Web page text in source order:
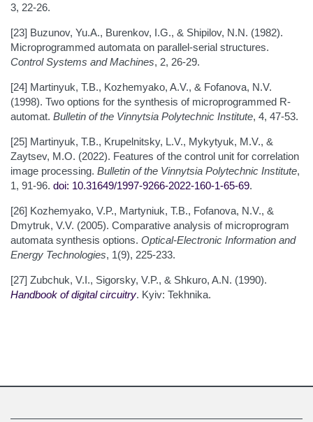
3, 22-26.
[23] Buzunov, Yu.A., Burenkov, I.G., & Shipilov, N.N. (1982).
Microprogrammed automata on parallel-serial structures.
Control Systems and Machines, 2, 26-29.
[24] Martinyuk, T.B., Kozhemyako, A.V., & Fofanova, N.V.
(1998). Two options for the synthesis of microprogrammed R-
automat. Bulletin of the Vinnytsia Polytechnic Institute, 4, 47-53.
[25] Martinyuk, T.B., Krupelnitsky, L.V., Mykytyuk, M.V., &
Zaytsev, M.O. (2022). Features of the control unit for correlation
image processing. Bulletin of the Vinnytsia Polytechnic Institute,
1, 91-96. doi: 10.31649/1997-9266-2022-160-1-65-69.
[26] Kozhemyako, V.P., Martyniuk, T.B., Fofanova, N.V., &
Dmytruk, V.V. (2005). Comparative analysis of microprogram
automata synthesis options. Optical-Electronic Information and
Energy Technologies, 1(9), 225-233.
[27] Zubchuk, V.I., Sigorsky, V.P., & Shkuro, A.N. (1990).
Handbook of digital circuitry. Kyiv: Tekhnika.